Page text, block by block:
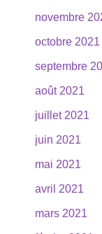
novembre
octobre 2021
septembre
août 2021
juillet 2021
juin 2021
mai 2021
avril 2021
mars 2021